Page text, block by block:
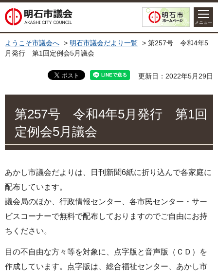
明石市議会
メニュー
ようこそ市議会へ > 明石市議会だより一覧 > 第257号 令和4年5
月発行 第1回定例会5月議会
更新日：2022年5月29日
第257号 令和4年5月発行 第1回
定例会5月議会
あかし市議会だよりは、日刊新聞6紙に折り込んで各家庭に
配布しています。
議会局のほか、行政情報センター、各市民センター・サー
ビスコーナーで無料で配布しておりますのでご自由にお持
ちください。
目の不自由な方々等を対象に、点字版と音声版（ＣＤ）を
作成しています。点字版は、総合福祉センター、あかし市